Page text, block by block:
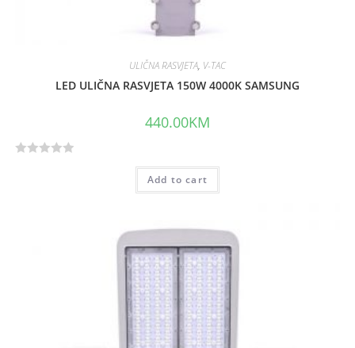
ULIČNA RASVJETA, V-TAC
LED ULIČNA RASVJETA 150W 4000K SAMSUNG
440.00KM
Add to cart